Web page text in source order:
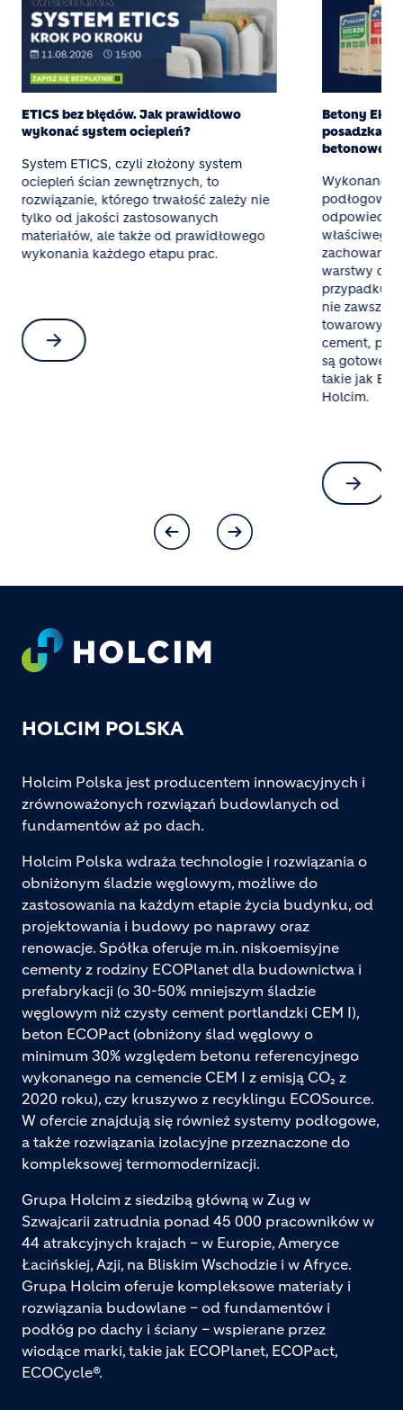
ETICS bez błędów. Jak prawidłowo
wykonać system ociepleń?
System ETICS, czyli złożony system
ociepleń ścian zewnętrznych, to
rozwiązanie, którego trwałość zależy nie
tylko od jakości zastosowanych
materiałów, ale także od prawidłowego
wykonania każdego etapu prac.
Betony
posadzka z
betonowej
Wykonanie
właściwego
zachowania
warstwy
przypadku
nie zawsze
towarowy
cement,
są gotowe
takie jak
Holcim.
Footer
HOLCIM POLSKA
Holcim Polska jest producentem innowacyjnych i
zrównoważonych rozwiązań budowlanych od
fundamentów aż po dach.
Holcim Polska wdraża technologie i rozwiązania o
obniżonym śladzie węglowym, możliwe do
zastosowania na każdym etapie życia budynku, od
projektowania i budowy po naprawy oraz
renowacje. Spółka oferuje m.in. niskoemisyjne
cementy z rodziny ECOPlanet dla budownictwa i
prefabrykacji (o 30-50% mniejszym śladzie
węglowym niż czysty cement portlandzki CEM I),
beton ECOPact (obniżony ślad węglowy o
minimum 30% względem betonu referencyjnego
wykonanego na cemencie CEM I z emisją CO₂ z
2020 roku), czy kruszywo z recyklingu ECOSource.
W ofercie znajdują się również systemy podłogowe,
a także rozwiązania izolacyjne przeznaczone do
kompleksowej termomodernizacji.
Grupa Holcim z siedzibą główną w Zug w
Szwajcarii zatrudnia ponad 45 000 pracowników w
44 atrakcyjnych krajach – w Europie, Ameryce
Łacińskiej, Azji, na Bliskim Wschodzie i w Afryce.
Grupa Holcim oferuje kompleksowe materiały i
rozwiązania budowlane – od fundamentów i
podłóg po dachy i ściany – wspierane przez
wiodące marki, takie jak ECOPlanet, ECOPact,
ECOCycle®.